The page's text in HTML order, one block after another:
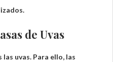
de Uvas
uvas. Para ello, las